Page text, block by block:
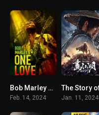
Bob Marley One Love (2024) บ็อบ มาร์เลย์ วัน เลิฟ
Feb. 14, 2024 Jan. 11, 2024